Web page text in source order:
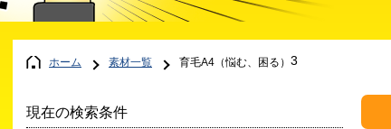
ホーム 3
素材一覧 育毛A4（悩む、困る）
現在の検索条件